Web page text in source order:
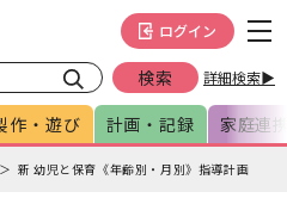
詳細検索▶
ログイン
作・遊び 計画・記録 家庭連
新 幼児と保育《年齢別・月別》指導計画